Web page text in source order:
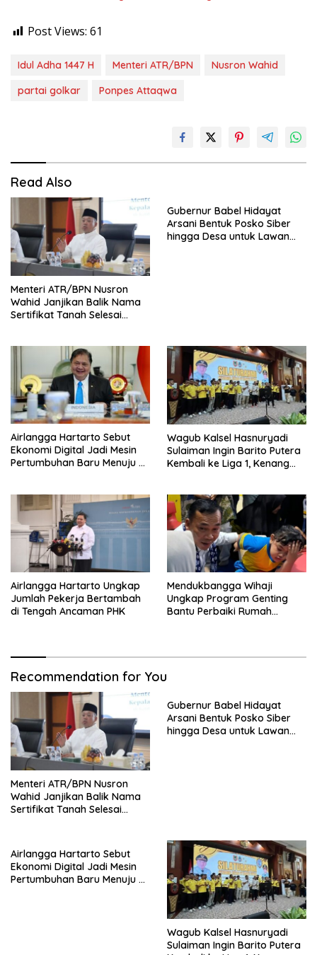
Post Views: 61
Idul Adha 1447 H Menteri ATR/BPN
Nusron Wahid
partai golkar
Ponpes Attaqwa
Read Also
Menteri ATR/BPN Nusron
Wahid Janjikan Balik Nama
Sertifikat Tanah Selesai
Gubernur Babel Hidayat
Arsani Bentuk Posko Siber
hingga Desa untuk Lawan
Airlangga Hartarto Sebut
Ekonomi Digital Jadi Mesin
Pertumbuhan Baru Menuju 8
Wagub Kalsel Hasnuryadi
Sulaiman Ingin Barito Putera
Kembali ke Liga 1, Kenang
Airlangga Hartarto Ungkap
Jumlah Pekerja Bertambah
di Tengah Ancaman PHK
Mendukbangga Wihaji
Ungkap Program Genting
Bantu Perbaiki Rumah
Recommendation for You
Menteri ATR/BPN Nusron
Wahid Janjikan Balik Nama
Sertifikat Tanah Selesai
Gubernur Babel Hidayat
Arsani Bentuk Posko Siber
hingga Desa untuk Lawan
Airlangga Hartarto Sebut
Ekonomi Digital Jadi Mesin
Pertumbuhan Baru Menuju 8
Wagub Kalsel Hasnuryadi
Sulaiman Ingin Barito Putera